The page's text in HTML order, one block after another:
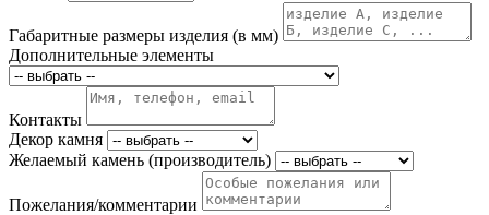
Габаритные размеры изделия (в мм)
Дополнительные элементы
Контакты
Декор камня
Желаемый камень (производитель)
Пожелания/комментарии